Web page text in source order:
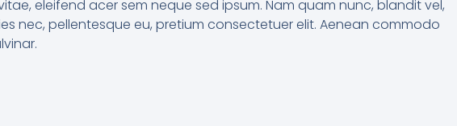
eleifend acer sem neque sed ipsum. Nam quam nunc, blandit vel,
nec, pellentesque eu, pretium consectetuer elit. Aenean commodo